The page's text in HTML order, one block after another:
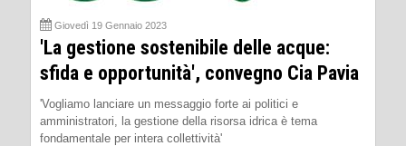
Giovedì 19 Gennaio 2023
'La gestione sostenibile delle acque:
sfida e opportunità', convegno Cia Pavia
'Vogliamo lanciare un messaggio forte ai politici e
amministratori, la gestione della risorsa idrica è tema
fondamentale per intera collettività'